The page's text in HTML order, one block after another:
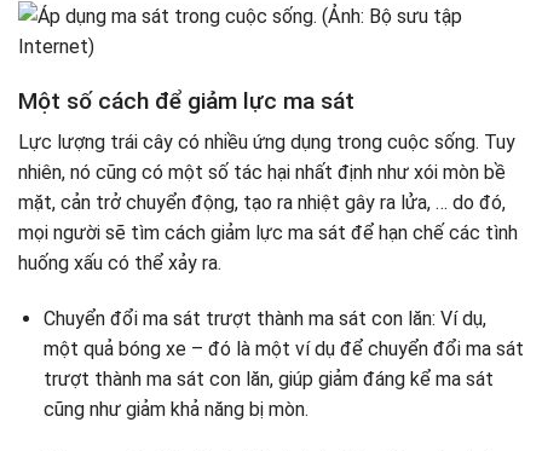
Một số cách để giảm lực ma sát
Lực lượng trái cây có nhiều ứng dụng trong cuộc sống. Tuy
nhiên, nó cũng có một số tác hại nhất định như xói mòn bề
mặt, cản trở chuyển động, tạo ra nhiệt gây ra lửa, … do đó,
mọi người sẽ tìm cách giảm lực ma sát để hạn chế các tình
huống xấu có thể xảy ra.
Chuyển đổi ma sát trượt thành ma sát con lăn: Ví dụ,
một quả bóng xe – đó là một ví dụ để chuyển đổi ma sát
trượt thành ma sát con lăn, giúp giảm đáng kể ma sát
cũng như giảm khả năng bị mòn.